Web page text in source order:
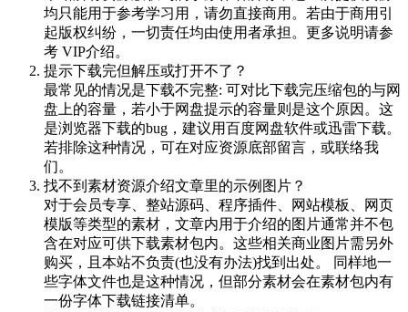
均只能用于参考学习用，请勿直接商用。若由于商用引
起版权纠纷，一切责任均由使用者承担。更多说明请参
考 VIP介绍。
提示下载完但解压或打开不了？
最常见的情况是下载不完整: 可对比下载完压缩包的与网
盘上的容量，若小于网盘提示的容量则是这个原因。这
是浏览器下载的bug，建议用百度网盘软件或迅雷下载。
若排除这种情况，可在对应资源底部留言，或联络我
们。
找不到素材资源介绍文章里的示例图片？
对于会员专享、整站源码、程序插件、网站模板、网页
模版等类型的素材，文章内用于介绍的图片通常并不包
含在对应可供下载素材包内。这些相关商业图片需另外
购买，且本站不负责(也没有办法)找到出处。 同样地一
些字体文件也是这种情况，但部分素材会在素材包内有
一份字体下载链接清单。